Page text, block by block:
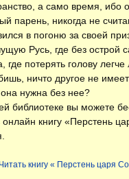
а само время, ибо
парень, никогда не
в погоню за своей
Русь, где без
где потерять голову
ничто другое не
нужна без нее?
библиотеке вы можете
онлайн книгу «Перстень
Читать книгу « Перстень царя